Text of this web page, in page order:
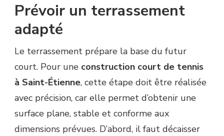
Prévoir un terrassement
adapté
Le terrassement prépare la base du futur
court. Pour une construction court de tennis
à Saint-Étienne, cette étape doit être réalisée
avec précision, car elle permet d’obtenir une
surface plane, stable et conforme aux
dimensions prévues. D’abord, il faut décaisser